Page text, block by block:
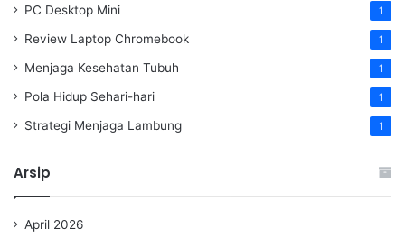
PC Desktop Mini 1
Review Laptop Chromebook 1
Menjaga Kesehatan Tubuh 1
Pola Hidup Sehari-hari 1
Strategi Menjaga Lambung 1
Arsip
April 2026